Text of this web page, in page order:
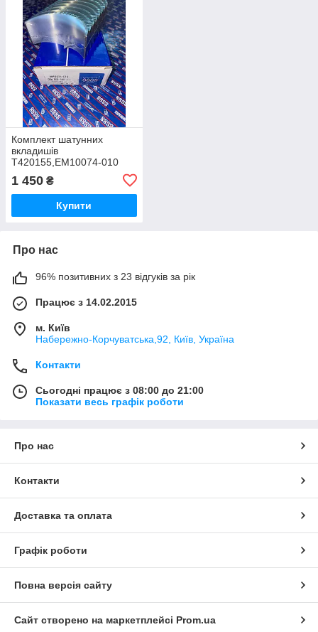
Комплект шатунних
вкладишів
T420155,EM10074-010
1 450 ₴
Купити
Про нас
96% позитивних з 23 відгуків за рік
Працює з 14.02.2015
м. Київ
Набережно-Корчуватська,92, Київ, Україна
Контакти
Сьогодні працює з 08:00 до 21:00
Показати весь графік роботи
Про нас
Контакти
Доставка та оплата
Графік роботи
Повна версія сайту
Сайт створено на маркетплейсі Prom.ua